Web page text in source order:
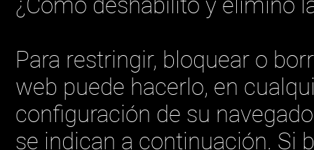
Para restringir, bloquear o
web puede hacerlo, en
configuración de su
se indican a continuación. Si